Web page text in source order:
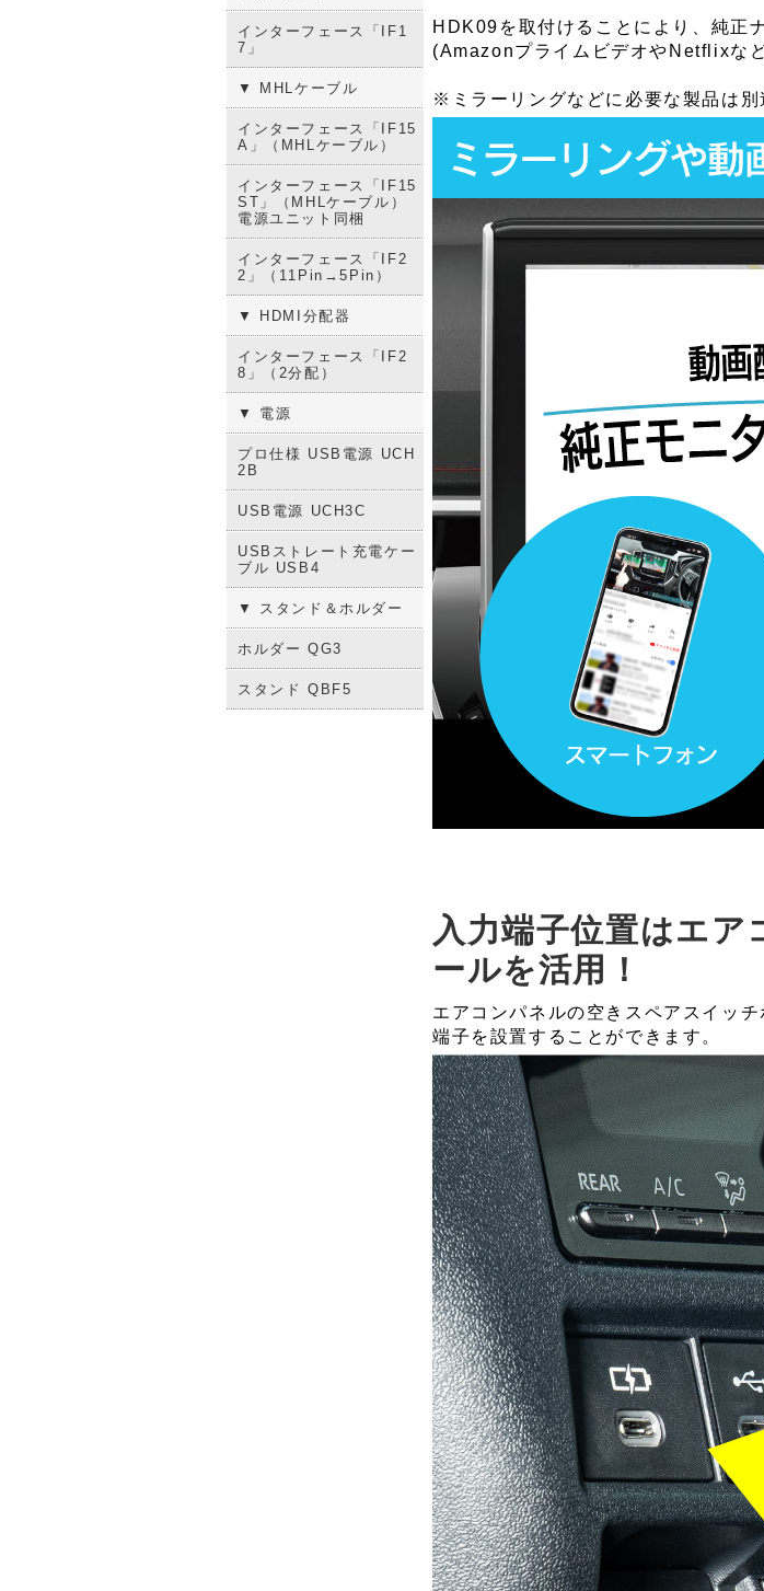
インターフェース「IF1
7」
▼ MHLケーブル
インターフェース「IF15
A」（MHLケーブル）
インターフェース「IF15
ST」（MHLケーブル）
電源ユニット同梱
インターフェース「IF2
2」（11Pin→5Pin）
▼ HDMI分配器
インターフェース「IF2
8」（2分配）
▼ 電源
プロ仕様 USB電源 UCH
2B
USB電源 UCH3C
USBストレート充電ケー
ブル USB4
▼ スタンド＆ホルダー
ホルダー QG3
スタンド QBF5
HDK09を取付けることにより、純正
(AmazonプライムビデオやNetflixな
※ミラーリングなどに必要な製品は別
入力端子位置はエ
ールを活用！
エアコンパネルの空きスペアスイッ
端子を設置することができます。